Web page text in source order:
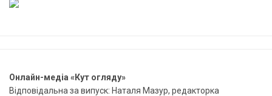
Онлайн-медіа «Кут огляду»
Відповідальна за випуск: Наталя Мазур, редакторка